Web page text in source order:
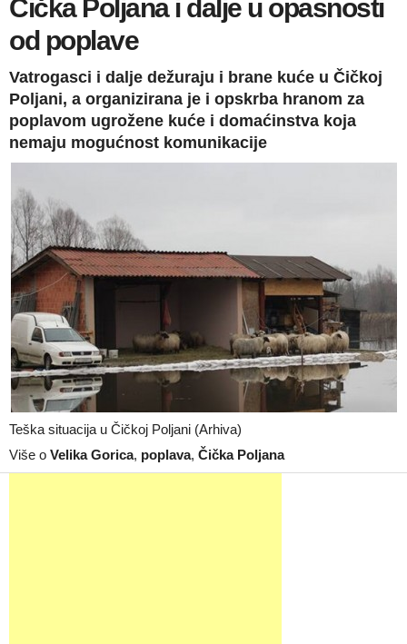
Čička Poljana i dalje u opasnosti
od poplave
Vatrogasci i dalje dežuraju i brane kuće u Čičkoj
Poljani, a organizirana je i opskrba hranom za
poplavom ugrožene kuće i domaćinstva koja
nemaju mogućnost komunikacije
Teška situacija u Čičkoj Poljani (Arhiva)
Više o Velika Gorica, poplava, Čička Poljana